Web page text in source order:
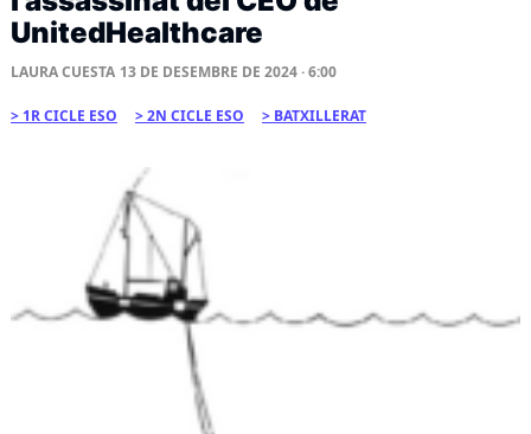
UnitedHealthcare
LAURA CUESTA 13 DE DESEMBRE DE 2024 · 6:00
1R CICLE ESO 2N CICLE ESO BATXILLERAT